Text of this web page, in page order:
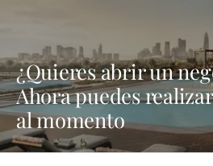
¿Quieres abrir un
Ahora puedes
al momento